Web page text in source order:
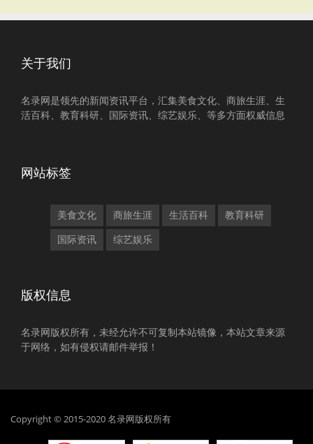
关于我们
名录网是领先的新闻资讯平台，汇集美食文化、商旅生涯、生
活百科、教育科研、国际资讯、综艺娱乐、等多方面权威信息
网站标签
美食文化 商旅生涯 生活百科 教育科研
国际资讯 综艺娱乐
版权信息
名录网版权所有，未经允许不可复制本站镜像，本站文章来源
于网络，如有侵权请邮件举报！
Copyright © 2015-2020 名录网版权所有